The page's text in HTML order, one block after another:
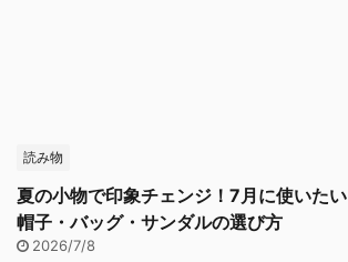
読み物
夏の小物で印象チェンジ！7月に使いたい
帽子・バッグ・サンダルの選び方
2026/7/8